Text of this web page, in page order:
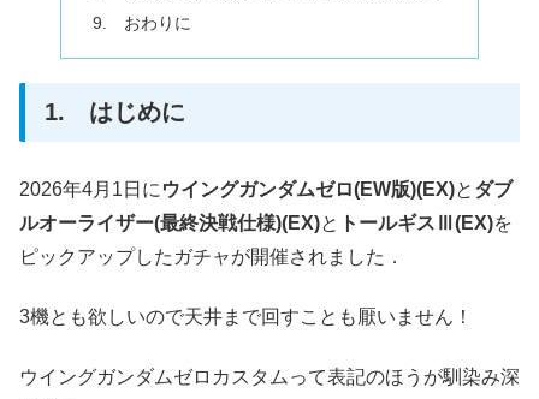
9. おわりに
1. はじめに
2026年4月1日に ウイングガンダムゼロ(EW版)(EX)と ダブ
ルオーライザー(最終決戦仕様)(EX)と トールギスⅢ(EX)を
ピックアップしたガチャが開催されました．
3機とも欲しいので天井まで回すことも厭いません！
ウイングガンダムゼロカスタムって表記のほうが馴染み深